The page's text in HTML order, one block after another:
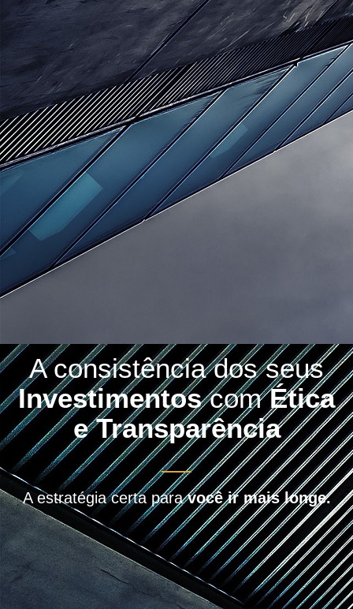
A consistência dos seus
InvestimentoscomÉtica
e Transparência
A estratégia certa paravocê ir mais longe.